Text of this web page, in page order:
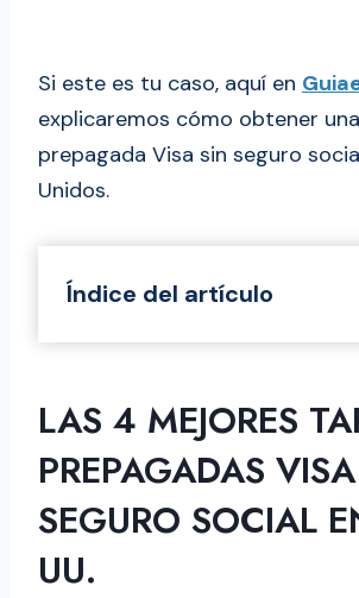
Si este es tu caso, aquí en
explicaremos cómo obtener
prepagada Visa sin seguro
Unidos.
Índice del artículo
Requisitos para comprar
prepagada Visa en USA
Pasos para activar las
prepagadas Visa sin seguro
en USA?
LAS 4 MEJORES
PREPAGADAS
SEGURO SOCIAL
UU.